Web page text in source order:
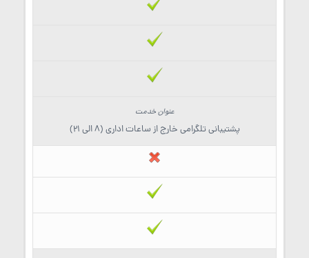
پشتیبانی تلگرامی خارج از ساعات اداری (8 الی 21)